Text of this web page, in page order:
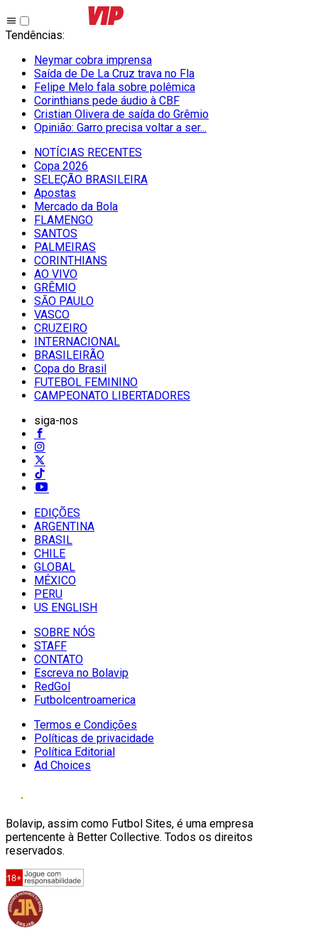
Tendências:
Neymar cobra imprensa
Saída de De La Cruz trava no Fla
Felipe Melo fala sobre polêmica
Corinthians pede áudio à CBF
Cristian Olivera de saída do Grêmio
Opinião: Garro precisa voltar a ser...
NOTÍCIAS RECENTES
Copa 2026
SELEÇÃO BRASILEIRA
Apostas
Mercado da Bola
FLAMENGO
SANTOS
PALMEIRAS
CORINTHIANS
AO VIVO
GRÊMIO
SĀO PAULO
VASCO
CRUZEIRO
INTERNACIONAL
BRASILEIRÃO
Copa do Brasil
FUTEBOL FEMININO
CAMPEONATO LIBERTADORES
siga-nos
EDIÇÕES
ARGENTINA
BRASIL
CHILE
GLOBAL
MÉXICO
PERU
US ENGLISH
SOBRE NÓS
STAFF
CONTATO
Escreva no Bolavip
RedGol
Futbolcentroamerica
Termos e Condições
Políticas de privacidade
Política Editorial
Ad Choices
Bolavip, assim como Futbol Sites, é uma empresa
pertencente à Better Collective. Todos os direitos
reservados.